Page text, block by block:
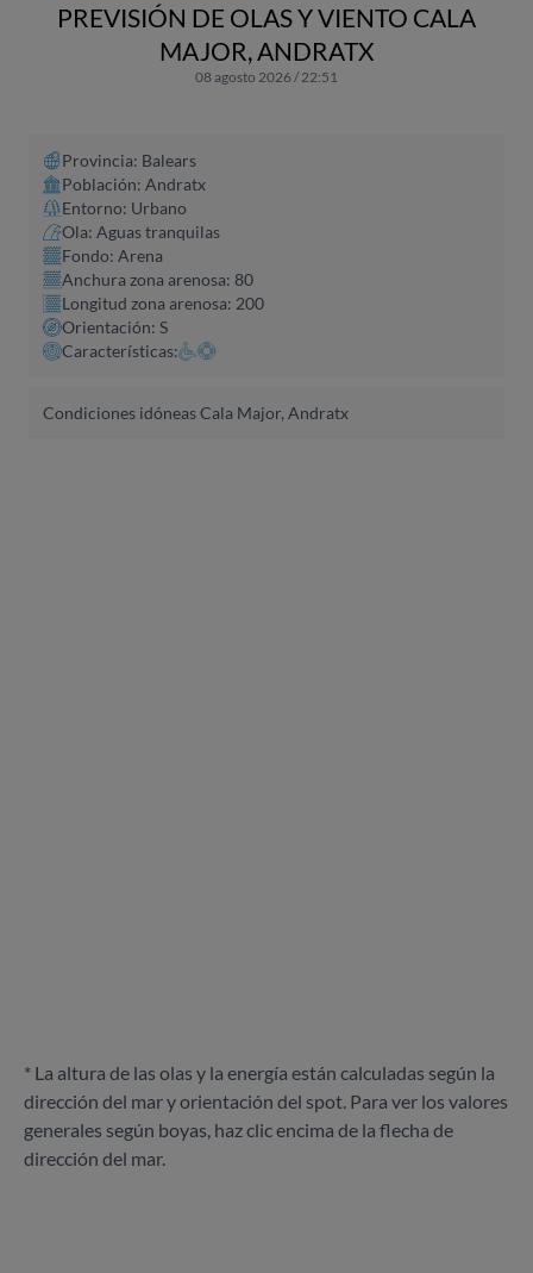
PREVISIÓN DE OLAS Y VIENTO CALA
MAJOR, ANDRATX
08 agosto 2026 / 22:51
Provincia: Balears
Población: Andratx
Entorno: Urbano
Ola: Aguas tranquilas
Fondo: Arena
Anchura zona arenosa: 80
Longitud zona arenosa: 200
Orientación: S
Características:
Condiciones idóneas Cala Major, Andratx
* La altura de las olas y la energía están calculadas según la
dirección del mar y orientación del spot. Para ver los valores
generales según boyas, haz clic encima de la flecha de
dirección del mar.